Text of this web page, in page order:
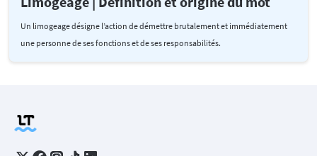
Un limogeage désigne l’action de démettre brutalement et immédiatement
une personne de ses fonctions et de ses responsabilités.